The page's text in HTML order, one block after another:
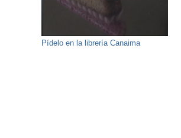
Pídelo en la librería Canaima